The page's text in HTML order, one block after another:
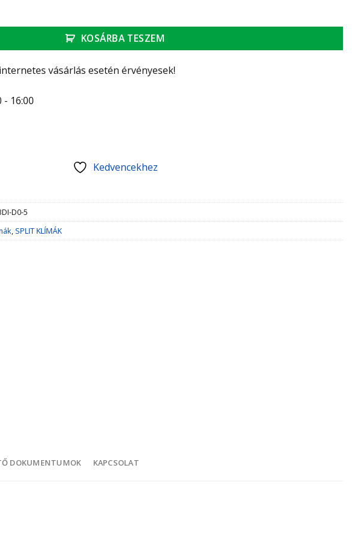
/ CCR3DI-D0-5 oldalfali split klíma 2,7 kW mennyiség
KOSÁRBA TESZEM
vásárlás esetén érvényesek!
16:00
Kedvencekhez
D0-5
, SPLIT KLÍMÁK
DOKUMENTUMOK KAPCSOLAT